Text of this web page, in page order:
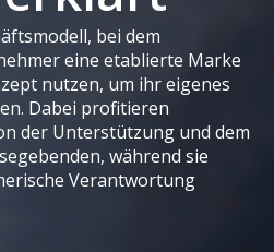
bei dem
eine etablierte Marke
nutzen, um ihr eigenes
Dabei profitieren
der Unterstützung und dem
während sie
Verantwortung